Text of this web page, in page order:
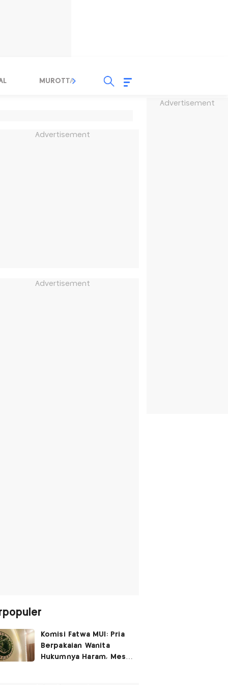
Advertisement
MUROTTAL TAUSYIAH
Advertisement
Advertisement
Komisi Fatwa MUI: Pria
Berpakaian Wanita
Hukumnya Haram, Meski